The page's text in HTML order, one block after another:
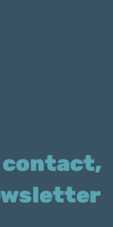
contact,